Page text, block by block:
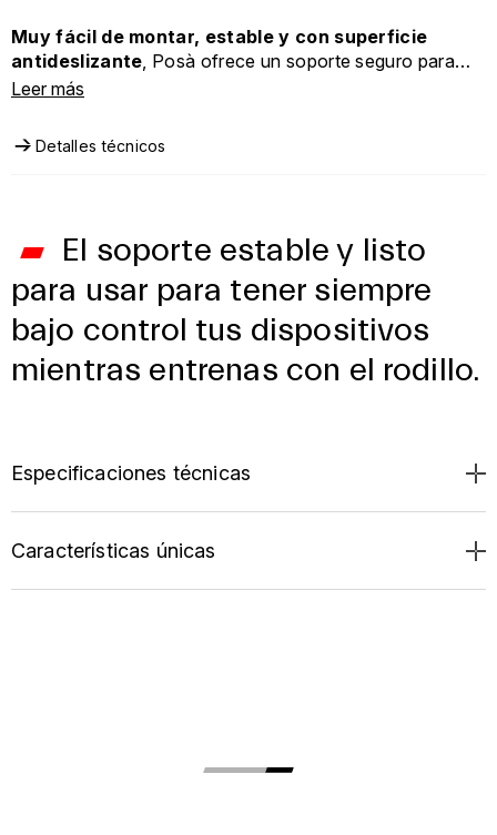
Muy fácil de montar, estable y con superficie
antideslizante, Posà ofrece un soporte seguro para
tabletas y ordenadores portátiles durante los
visibilidad de la pantalla con
posibles.
Leer más
Detalles técnicos
El soporte estable y listo
para usar para tener siempre
bajo control tus dispositivos
mientras entrenas con el rodillo.
Especificaciones técnicas
Características únicas